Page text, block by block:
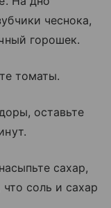
чеснока,
горошек.
томаты.
оставьте
сахар,
что соль и сахар